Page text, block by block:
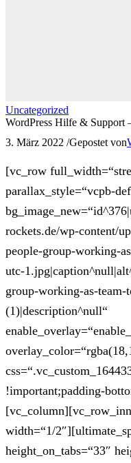
Uncategorized
WordPress Hilfe & Support
3. März 2022 /Gepostet von
[vc_row
parallax_style=“vcpb-
rockets.de/wp-content/
people-group-working-
utc-
group-working-as-
(1)|description^null“
!important;padding-
width=“1/
height_on_tabs=“33″